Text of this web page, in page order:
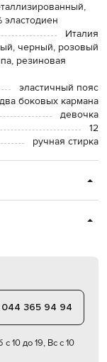
эластодиен
Италия
черный, розовый
резиновая
эластичный пояс
два боковых кармана
девочка
12
ручная стирка
044 365 94 94
10 до 19, Вс с 10